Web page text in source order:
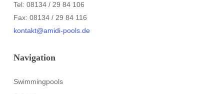
Tel: 08134 / 29 84 106
Fax: 08134 / 29 84 116
kontakt@amidi-pools.de
Navigation
Swimmingpools